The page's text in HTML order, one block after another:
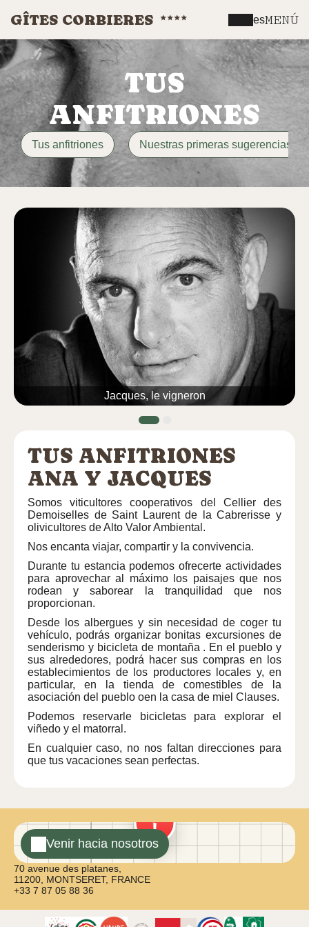
GÎTES CORBIERES esMENÚ
TUS
ANFITRIONES
Tus anfitriones Nuestras primeras sugerencias
Jacques, le vigneron
TUS ANFITRIONES
ANA Y JACQUES
Somos viticultores cooperativos del Cellier des
Demoiselles de Saint Laurent de la Cabrerisse y
olivicultores de Alto Valor Ambiental.
Nos encanta viajar, compartir y la convivencia.
Durante tu estancia podemos ofrecerte actividades
para aprovechar al máximo los paisajes que nos
rodean y saborear la tranquilidad que nos
proporcionan.
Desde los albergues y sin necesidad de coger tu
vehículo, podrás organizar bonitas excursiones de
senderismo y bicicleta de montaña . En el pueblo y
sus alrededores, podrá hacer sus compras en los
establecimientos de los productores locales y, en
particular, en la tienda de comestibles de la
asociación del pueblo oen la casa de miel Clauses.
Podemos reservarle
bicicletaspara explorar el
viñedo y el matorral.
En cualquier caso, no nos faltan direcciones para
que tus vacaciones sean perfectas.
Venir hacia nosotros
70 avenue des platanes,
11200, MONTSERET, FRANCE
+33 7 87 05 88 36